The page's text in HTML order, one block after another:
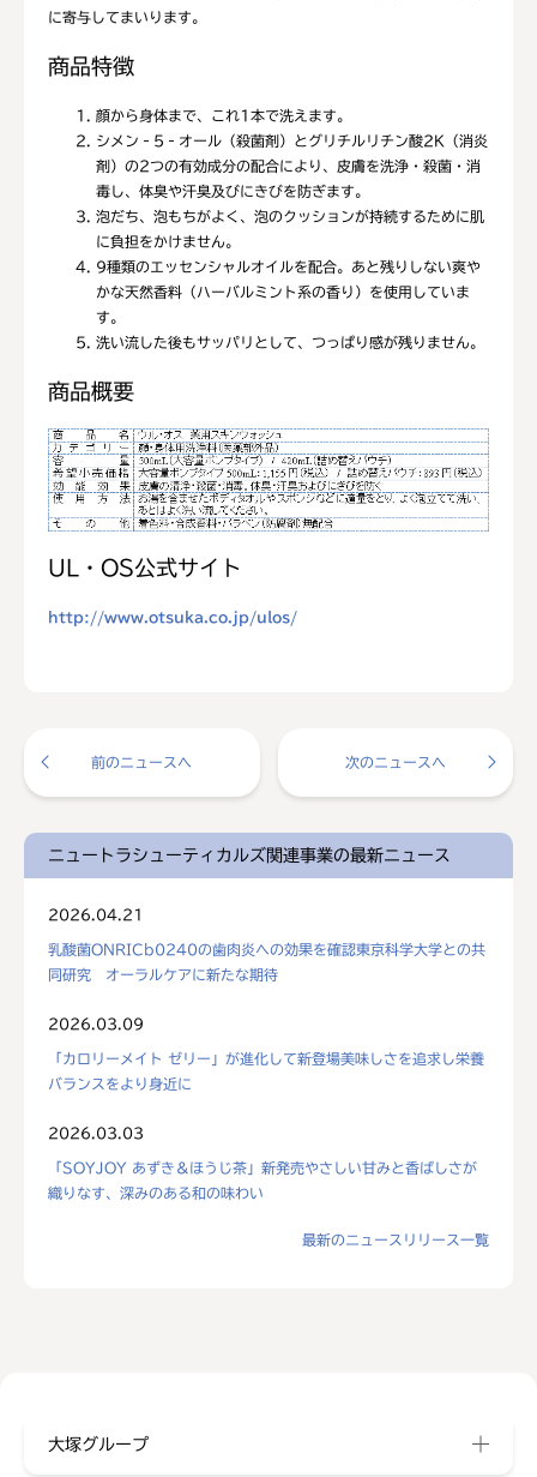
に寄与してまいります。
商品特徴
顔から身体まで、これ1本で洗えます。
シメン‐5‐オール（殺菌剤）とグリチルリチン酸2K（消炎
剤）の2つの有効成分の配合により、皮膚を洗浄・殺菌・消
毒し、体臭や汗臭及びにきびを防ぎます。
泡だち、泡もちがよく、泡のクッションが持続するために肌
に負担をかけません。
9種類のエッセンシャルオイルを配合。あと残りしない爽や
かな天然香料（ハーバルミント系の香り）を使用していま
す。
洗い流した後もサッパリとして、つっぱり感が残りません。
商品概要
UL・OS公式サイト
http://www.otsuka.co.jp/ulos/
前のニュースへ 次のニュースへ
ニュートラシューティカルズ関連事業の最新ニュース
2026.04.21
乳酸菌ONRICb0240の歯肉炎への効果を確認東京科学大学との共
同研究 オーラルケアに新たな期待
2026.03.09
「カロリーメイト ゼリー」が進化して新登場美味しさを追求し栄養
バランスをより身近に
2026.03.03
「SOYJOY あずき＆ほうじ茶」新発売やさしい甘みと香ばしさが
織りなす、深みのある和の味わい
最新のニュースリリース一覧
大塚グループ